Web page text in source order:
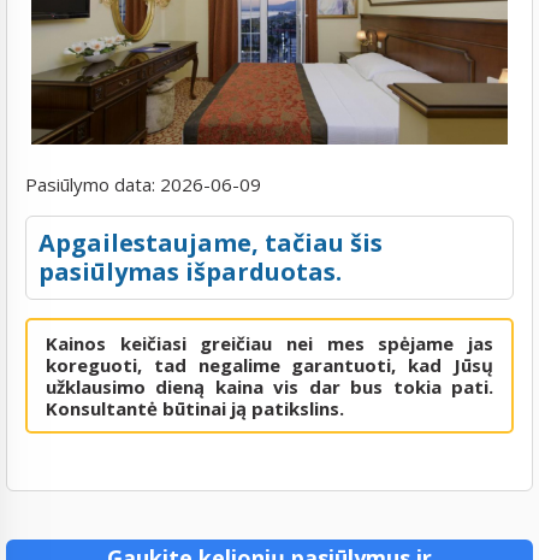
Pasiūlymo data: 2026-06-09
Apgailestaujame, tačiau šis
pasiūlymas išparduotas.
Kainos keičiasi greičiau nei mes spėjame jas
koreguoti, tad negalime garantuoti, kad Jūsų
užklausimo dieną kaina vis dar bus tokia pati.
Konsultantė būtinai ją patikslins.